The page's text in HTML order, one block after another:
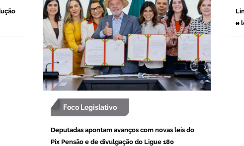
Foco Legislativo
Deputadas apontam avanços com novas leis do
Pix Pensão e de divulgação do Ligue 180
e